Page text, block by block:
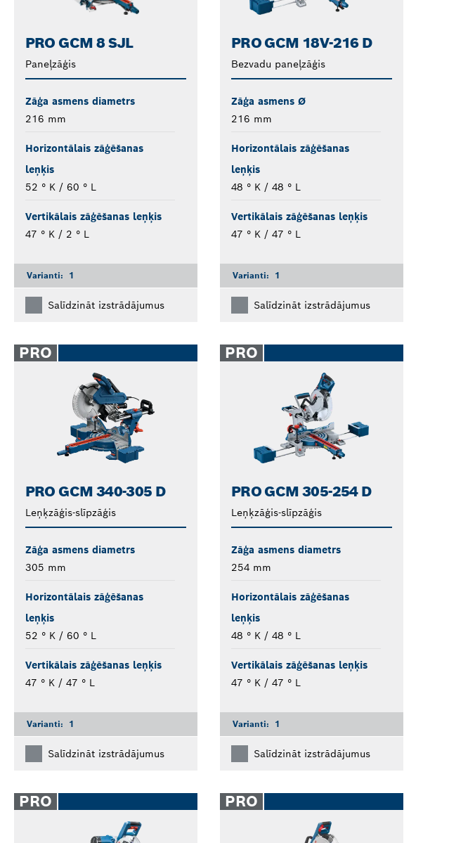
PRO GCM 8 SJL
Paneļzāģis
Zāģa asmens diametrs
216 mm
Horizontālais zāģēšanas
leņķis
52 ° K / 60 ° L
Vertikālais zāģēšanas leņķis
47 ° K / 2 ° L
Varianti: 1
Salīdzināt izstrādājumus
PRO GCM 18V-216 D
Bezvadu paneļzāģis
Zāģa asmens Ø
216 mm
Horizontālais zāģēšanas
leņķis
48 ° K / 48 ° L
Vertikālais zāģēšanas leņķis
47 ° K / 47 ° L
Varianti: 1
Salīdzināt izstrādājumus
PRO
PRO GCM 340-305 D
Leņķzāģis-slīpzāģis
Zāģa asmens diametrs
305 mm
Horizontālais zāģēšanas
leņķis
52 ° K / 60 ° L
Vertikālais zāģēšanas leņķis
47 ° K / 47 ° L
Varianti: 1
Salīdzināt izstrādājumus
PRO
PRO GCM 305-254 D
Leņķzāģis-slīpzāģis
Zāģa asmens diametrs
254 mm
Horizontālais zāģēšanas
leņķis
48 ° K / 48 ° L
Vertikālais zāģēšanas leņķis
47 ° K / 47 ° L
Varianti: 1
Salīdzināt izstrādājumus
PRO PRO